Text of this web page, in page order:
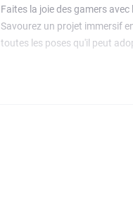
Faites la joie des gamers
Savourez un projet immersif
toutes les poses qu'il peut
fascinera tout le monde. Le